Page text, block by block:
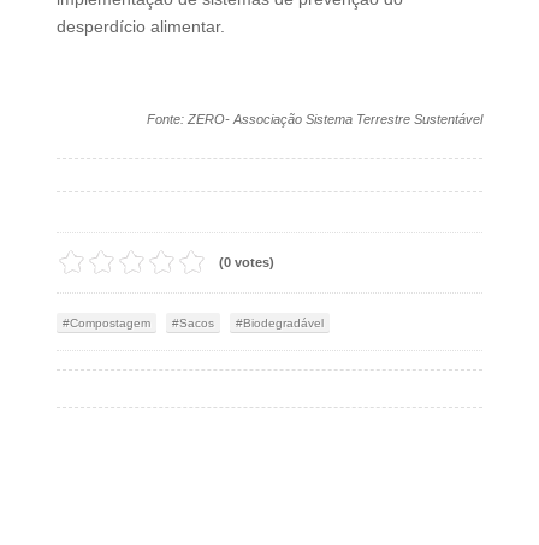
desperdício alimentar.
Fonte: ZERO- Associação Sistema Terrestre Sustentável
(0 votes)
Compostagem Sacos Biodegradável